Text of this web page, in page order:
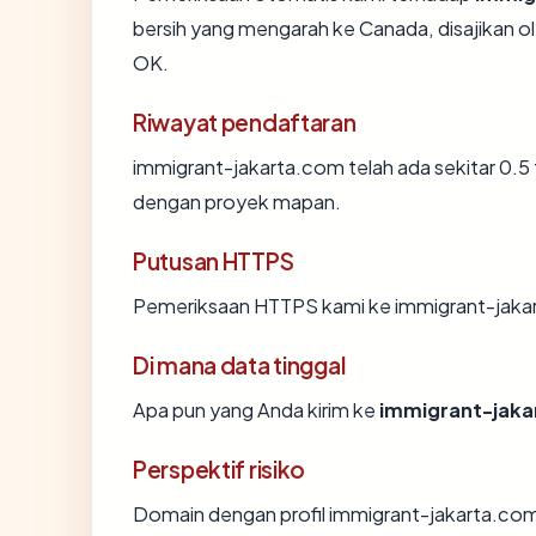
bersih yang mengarah ke Canada, disajikan
OK.
Riwayat pendaftaran
immigrant-jakarta.com telah ada sekitar 0.5
dengan proyek mapan.
Putusan HTTPS
Pemeriksaan HTTPS kami ke immigrant-
Di mana data tinggal
Apa pun yang Anda kirim ke immigrant-
Perspektif risiko
Domain dengan profil immigrant-